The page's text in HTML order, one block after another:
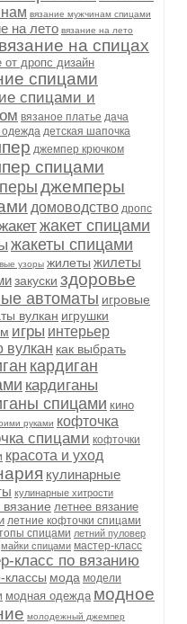
вязание мужчинам спицами
на лето вязание на лето
вязание на спицах
от дропс дизайн
спицами
спицами и
вязаное платье дача
одежда детская шапочка
джемпер крючком
спицами
джемперы
домоводство дропс
жакет спицами
жакеты спицами
узоры жилеты жилеты
закуски здоровье
автоматы игровые
вулкан игрушки
игры интерьер
вулкан как выбрать
кардиган
кардиганы
спицами кино
руками кофточка
спицами кофточки
красота и уход
кулинарные
кулинарные хитрости
вязание летнее вязание
летние кофточки спицами
спицами летний пуловер
майки спицами мастер-класс
класс по вязанию
классы мода модели
модная одежда модное
молодежный джемпер